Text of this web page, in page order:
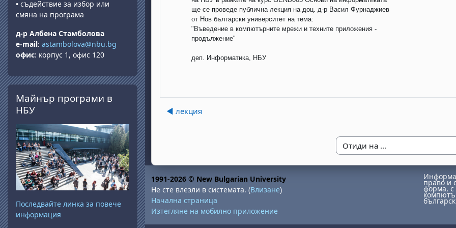
ще се проведе публична лекция на доц. д-р Васил Фурнаджиев
от Нов български университет на тема:
"Въведение в компютърните мрежи и техните приложения -
продължение"
деп. Информатика, НБУ
◀︎ лекция
Отиди на ...
• съдействие за избор или
смяна на програма
д-р Албена Стамболова
e-mail: astambolova@nbu.bg
офис: корпус 1, офис 120
Прескочи Майнър програми в НБУ
Майнър програми в
НБУ
Последвайте линка за повече
информация
право и
форма, с
1991-2026 © New Bulgarian University
Не сте влезли в системата. (Влизане)
Начална страница
Изтегляне на мобилно приложение